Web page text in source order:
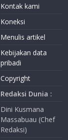
Kontak kami
Koneksi
Menulis artikel
Kebijakan data
pribadi
Copyright
Redaksi Dunia :
Dini Kusmana
Massabuau (Chef
Redaksi)